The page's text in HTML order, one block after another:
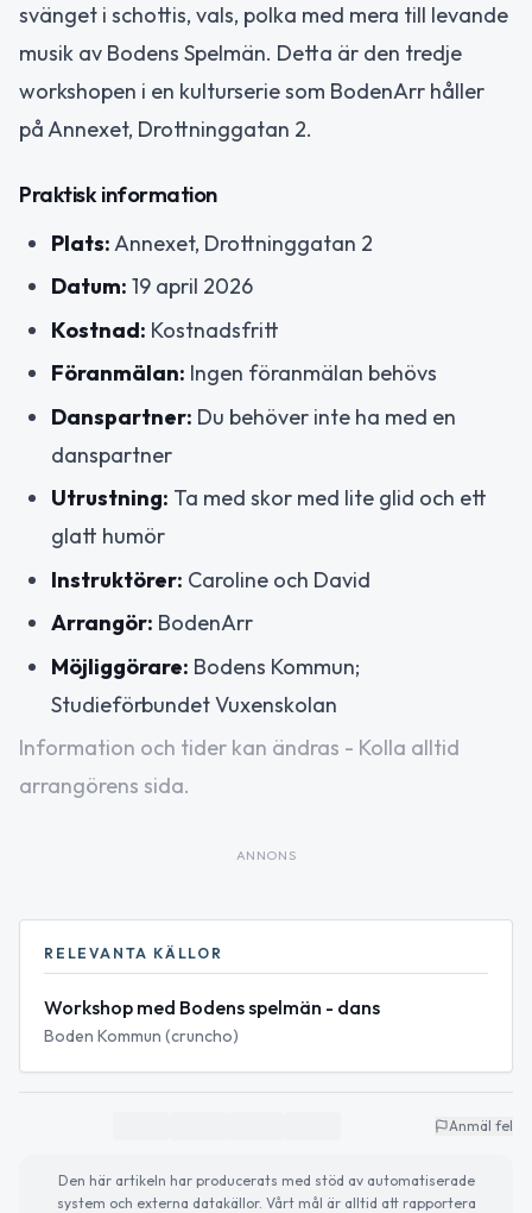
svänget i schottis, vals, polka med mera till levande
musik av Bodens Spelmän. Detta är den tredje
workshopen i en kulturserie som BodenArr håller
på Annexet, Drottninggatan 2.
Praktisk information
Plats:Annexet, Drottninggatan 2
Datum: 19 april 2026
Kostnad: Kostnadsfritt
Föranmälan: Ingen föranmälan behövs
Danspartner: Du behöver inte ha med en
danspartner
Utrustning: Ta med skor med lite glid och ett
glatt humör
Instruktörer: Caroline och David
Arrangör: BodenArr
Möjliggörare: Bodens Kommun;
Studieförbundet Vuxenskolan
Information och tider kan ändras - Kolla alltid
arrangörens sida.
ANNONS
RELEVANTA KÄLLOR
Workshop med Bodens spelmän - dans
Boden Kommun (cruncho)
Anmäl fel
Den här artikeln har producerats med stöd av automatiserade
system och externa datakällor. Vårt mål är alltid att rapportera